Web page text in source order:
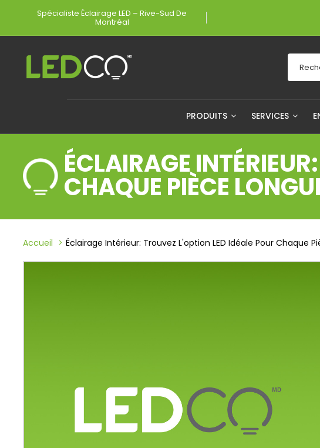
Spécialiste Éclairage LED – Rive-Sud De
Montréal
PRODUITS SERVICES
ÉCLAIRAGE
CHAQUE PIÈCE
Accueil Éclairage Intérieur: Trouvez L'option LED Idéale Pour Chaque